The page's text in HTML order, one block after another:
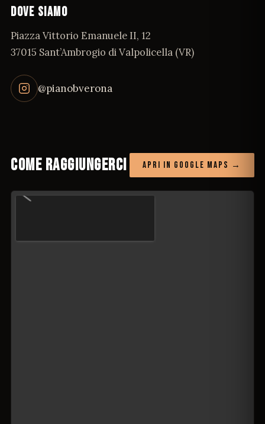
DOVE SIAMO
Piazza Vittorio Emanuele II, 12
37015 Sant’Ambrogio di Valpolicella (VR)
@pianobverona
COME RAGGIUNGERCI APRI IN GOOGLE MAPS →